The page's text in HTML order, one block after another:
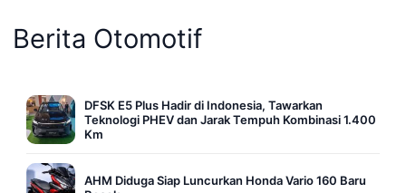
Berita Otomotif
DFSK E5 Plus Hadir di Indonesia, Tawarkan
Teknologi PHEV dan Jarak Tempuh Kombinasi 1.400
Km
AHM Diduga Siap Luncurkan Honda Vario 160 Baru